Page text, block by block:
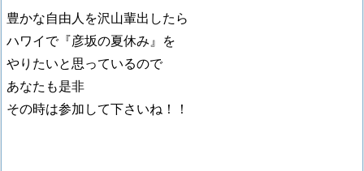
豊かな自由人を沢山輩出したら
ハワイで『彦坂の夏休み』を
やりたいと思っているので
あなたも是非
その時は参加して下さいね！！